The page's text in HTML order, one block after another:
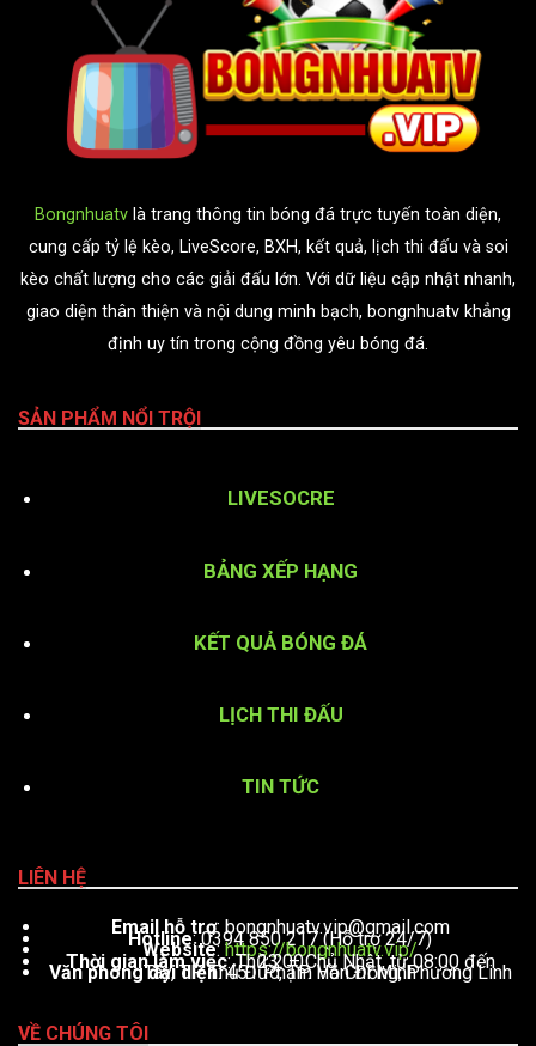
Bongnhuatv là trang thông tin bóng đá trực tuyến toàn diện,
cung cấp tỷ lệ kèo, LiveScore, BXH, kết quả, lịch thi đấu và soi
kèo chất lượng cho các giải đấu lớn. Với dữ liệu cập nhật nhanh,
giao diện thân thiện và nội dung minh bạch, bongnhuatv khẳng
định uy tín trong cộng đồng yêu bóng đá.
SẢN PHẨM NỔI TRỘI
LIVESOCRE
BẢNG XẾP HẠNG
KẾT QUẢ BÓNG ĐÁ
LỊCH THI ĐẤU
TIN TỨC
LIÊN HỆ
Email hỗ trợ:bongnhuatv.vip@gmail.com
Hotline: 0394 850 217 (Hỗ trợ 24/7)
Website:https://bongnhuatv.vip/
Thời gian làm việc : Thứ 2 – Chủ Nhật, từ 08:00 đến 23:00
Văn phòng đại diện: 451 Phạm Văn Đồng, Phường Linh Tây, TP. Thủ Đức, TP. Hồ Chí Minh
VỀ CHÚNG TÔI